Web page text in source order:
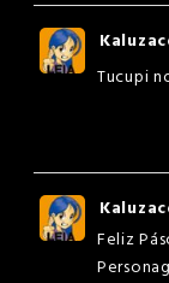
Tucupi
Feliz